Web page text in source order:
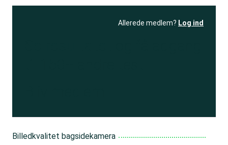
Allerede medlem? Log ind
Billedkvalitet bagsidekamera